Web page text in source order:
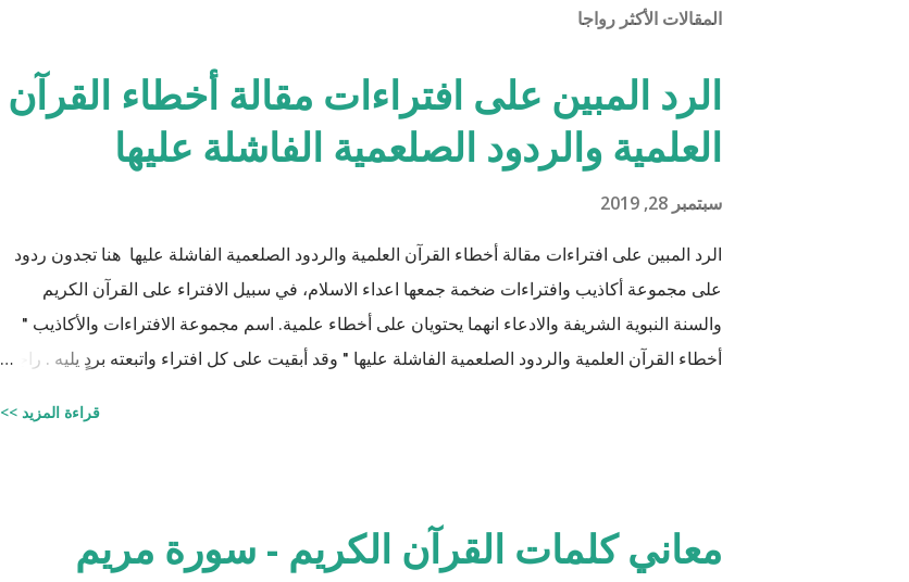
المقالات الأكثر رواجا
الرد المبين على افتراءات مقالة أخطاء القرآن
العلمية والردود الصلعمية الفاشلة عليها
سبتمبر 28, 2019
الرد المبين على افتراءات مقالة أخطاء القرآن العلمية والردود الصلعمية الفاشلة عليها هنا تجدون ردود
على مجموعة أكاذيب وافتراءات ضخمة جمعها اعداء الاسلام، في سبيل الافتراء على القرآن الكريم
والسنة النبوية الشريفة والادعاء انهما يحتويان على أخطاء علمية. اسم مجموعة الافتراءات والأكاذيب "
أخطاء القرآن العلمية والردود الصلعمية الفاشلة عليها " وقد أبقيت على كل افتراء واتبعته بردٍ يليه . راجيًا
قراءة المزيد >>
معاني كلمات القرآن الكريم - سورة مريم